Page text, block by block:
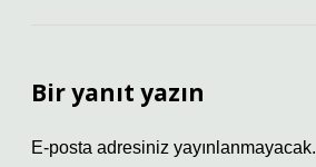
Bir yanıt yazın
E-posta adresiniz yayınlanmayacak.